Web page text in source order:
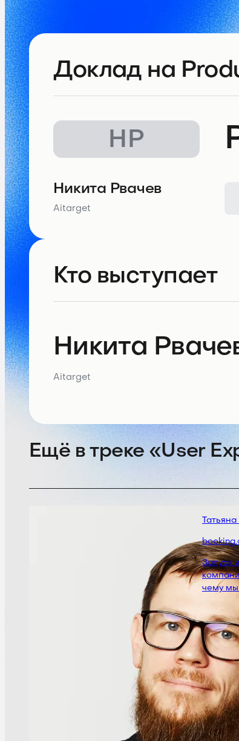
Доклад на
НР
Никита Рвачев
Aitarget
Кто выступает
Никита
Aitarget
Ещё в треке «User
Татьяна
Запуск и
чему мы